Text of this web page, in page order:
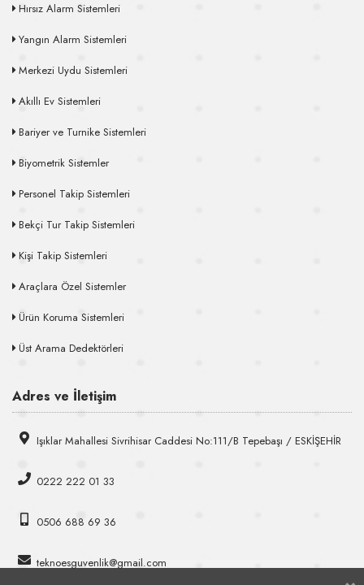
Hırsız Alarm Sistemleri
Yangın Alarm Sistemleri
Merkezi Uydu Sistemleri
Akıllı Ev Sistemleri
Bariyer ve Turnike Sistemleri
Biyometrik Sistemler
Personel Takip Sistemleri
Bekçi Tur Takip Sistemleri
Kişi Takip Sistemleri
Araçlara Özel Sistemler
Ürün Koruma Sistemleri
Üst Arama Dedektörleri
Adres ve İletişim
Işıklar Mahallesi Sivrihisar Caddesi No:111/B Tepebaşı / ESKİŞEHİR
0222 222 01 33
0506 688 69 36
teknoesguvenlik@gmail.com